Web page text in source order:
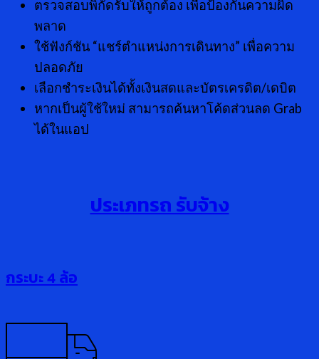
ตรวจสอบพิกัดรับให้ถูกต้อง เพื่อป้องกันความผิด
พลาด
ใช้ฟังก์ชัน “แชร์ตำแหน่งการเดินทาง” เพื่อความ
ปลอดภัย
เลือกชำระเงินได้ทั้งเงินสดและบัตรเครดิต/เดบิต
หากเป็นผู้ใช้ใหม่ สามารถค้นหาโค้ดส่วนลด Grab
ได้ในแอป
ประเภทรถ รับจ้าง
กระบะ 4 ล้อ